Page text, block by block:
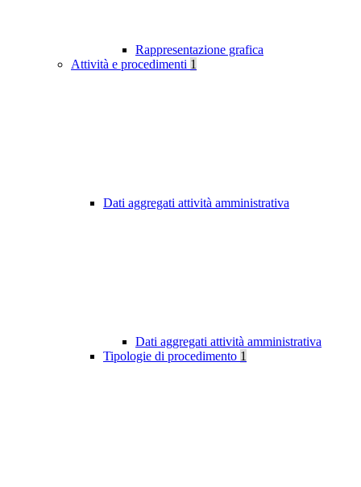
Rappresentazione grafica
Attività e procedimenti 1
Dati aggregati attività amministrativa
Dati aggregati attività amministrativa
Tipologie di procedimento 1